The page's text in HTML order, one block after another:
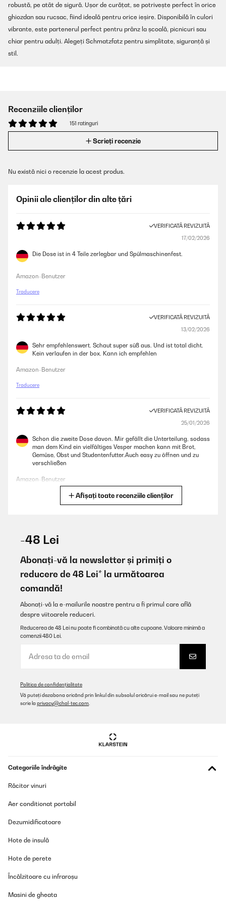
robustă, pe atât de sigură. Ușor de curățat, se potrivește perfect în orice
ghiozdan sau rucsac, fiind ideală pentru orice ieșire. Disponibilă în culori
vibrante, este partenerul perfect pentru prânz la școală, picnicuri sau
chiar pentru adulți. Alegeți Schmatzfatz pentru simplitate, siguranță și
stil.
Recenziile clienților
151 ratinguri
Scrieți recenzie
Nu există nici o recenzie la acest produs.
Opinii ale clienților din alte țări
VERIFICATĂ REVIZUITĂ
17/02/2026
Die Dose ist in 4 Teile zerlegbar und Spülmaschinenfest.
Amazon-Benutzer
Traducere
VERIFICATĂ REVIZUITĂ
13/02/2026
Sehr empfehlenswert. Schaut super süß aus. Und ist total dicht.
Kein verlaufen in der box. Kann ich empfehlen
Amazon-Benutzer
Traducere
VERIFICATĂ REVIZUITĂ
25/01/2026
Schon die zweite Dose davon. Mir gefällt die Unterteilung, sodass
man dem Kind ein vielfältiges Vesper machen kann mit Brot,
Gemüse, Obst und Studentenfutter.Auch easy zu öffnen und zu
verschließen
Amazon-Benutzer
hochwertigen Eindruck!
Amazon-Benutzer
Traducere
21/01/2026
Sehr schöne, große Brotdose mit vielen unterschiedlichen
Fächern. Sehr gute Qualität.
Traducere
Zeit wie neu, sehr robust und absolut auslaufsicher. Sie hält den
und lässt sich leicht reinigen. Die Materialien wirken hochwertig
Verfärbungen. Wir sind rundum zufrieden und können diese
Amazon-Benutzer
Afișați toate recenziile clienților
-48 Lei
Abonați-vă la newsletter și primiți o
reducere de 48 Lei* la următoarea
comandă!
Abonați-vă la e-mailurile noastre pentru a fi primul care află
despre viitoarele reduceri.
Reducerea de 48 Lei nu poate fi combinată cu alte cupoane. Valoare minimă a
comenzii 480 Lei.
Politica de confidențialitate
Vă puteți dezabona oricând prin linkul din subsolul oricărui e-mail sau ne puteți
scrie la privacy@chal-tec.com
Categoriile îndrăgite
Răcitor vinuri
Aer conditionat portabil
Dezumidificatoare
Hote de insulă
Hote de perete
Încălzitoare cu infraroșu
Masini de gheata